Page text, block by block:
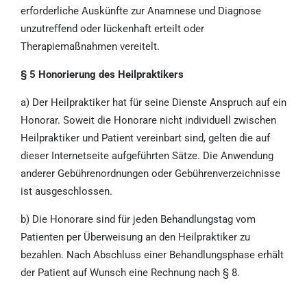
erforderliche Auskünfte zur Anamnese und Diagnose
unzutreffend oder lückenhaft erteilt oder
Therapiemaßnahmen vereitelt.
§ 5 Honorierung des Heilpraktikers
a) Der Heilpraktiker hat für seine Dienste Anspruch auf ein
Honorar. Soweit die Honorare nicht individuell zwischen
Heilpraktiker und Patient vereinbart sind, gelten die auf
dieser Internetseite aufgeführten Sätze. Die Anwendung
anderer Gebührenordnungen oder Gebührenverzeichnisse
ist ausgeschlossen.
b) Die Honorare sind für jeden Behandlungstag vom
Patienten per Überweisung an den Heilpraktiker zu
bezahlen. Nach Abschluss einer Behandlungsphase erhält
der Patient auf Wunsch eine Rechnung nach § 8.